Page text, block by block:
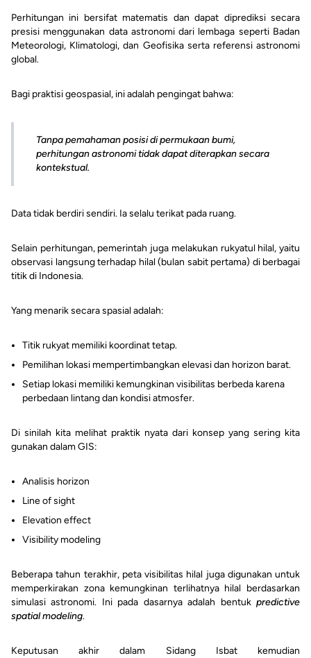
Perhitungan ini bersifat matematis dan dapat diprediksi secara
presisi menggunakan data astronomi dari lembaga seperti Badan
Meteorologi, Klimatologi, dan Geofisika serta referensi astronomi
global.
Bagi praktisi geospasial, ini adalah pengingat bahwa:
Tanpa pemahaman posisi di permukaan bumi,
perhitungan astronomi tidak dapat diterapkan secara
kontekstual.
Data tidak berdiri sendiri. Ia selalu terikat pada ruang.
Selain perhitungan, pemerintah juga melakukan rukyatul hilal, yaitu
observasi langsung terhadap hilal (bulan sabit pertama) di berbagai
titik di Indonesia.
Yang menarik secara spasial adalah:
Titik rukyat memiliki koordinat tetap.
Pemilihan lokasi mempertimbangkan elevasi dan horizon barat.
Setiap lokasi memiliki kemungkinan visibilitas berbeda karena
perbedaan lintang dan kondisi atmosfer.
Di sinilah kita melihat praktik nyata dari konsep yang sering kita
gunakan dalam GIS:
Analisis horizon
Line of sight
Elevation effect
Visibility modeling
Beberapa tahun terakhir, peta visibilitas hilal juga digunakan untuk
memperkirakan zona kemungkinan terlihatnya hilal berdasarkan
simulasi astronomi. Ini pada dasarnya adalah bentuk predictive
spatial modeling.
Keputusan akhir dalam Sidang Isbat kemudian